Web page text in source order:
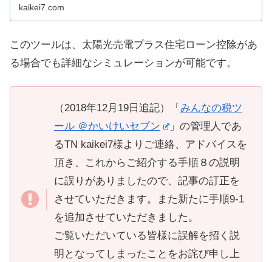
kaikei7.com
このツールは、太陽光売電プラス住宅ローン控除があ
る場合でも詳細なシミュレーションが可能です。
（2018年12月19日追記）「 みんなの税ツ
ール ＠かいけいセブン
」の管理人であ
るTN kaikei7様よりご連絡、アドバイスを
頂き、これからご紹介する手順８の説明
に誤りがありましたので、記事の訂正を
させていただきます。また新たに手順9-1
を追加させていただきました。
ご覧いただいている皆様に誤解を招く説
明となってしまったことをお詫び申し上